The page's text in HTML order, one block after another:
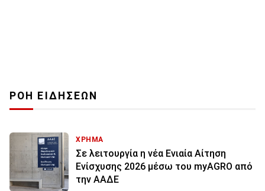
ΡΟΗ ΕΙΔΗΣΕΩΝ
ΧΡΗΜΑ
Σε λειτουργία η νέα Ενιαία Αίτηση
Ενίσχυσης 2026 μέσω του myAGRO από
την ΑΑΔΕ